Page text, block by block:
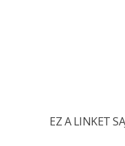
EZ A LINKET